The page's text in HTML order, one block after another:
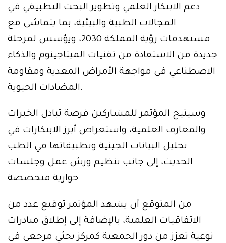
دعم الابتكار العلمي وتطوير البحث التطبيقي في
المجالات الطبية والبيئية، بما يتماشى مع
مستهدفات رؤية المملكة 2030، ويؤسس لمرحلة
جديدة من الاستفادة من تقنيات الميتاجينوم والذكاء
الاصطناعي في مواجهة الأمراض المعدية ومقاومة
المضادات الحيوية.
وسيتيح المؤتمر للمشاركين فرصة تبادل الخبرات
والمعارف العلمية، واستعراض أبرز الابتكارات في
تحليل البيانات الجينية وتطبيقاتها في الطب
الحديث، إلى جانب تنظيم ورش عمل وجلسات
حوارية متخصصة.
من المتوقع أن يشهد المؤتمر توقيع عدد من
الاتفاقيات العلمية، بالإضافة إلى إطلاق مبادرات
نوعية تعزز من دور الجمعية كمركز بحثي مرجعي في